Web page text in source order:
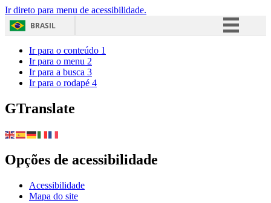
Ir direto para menu de acessibilidade.
BRASIL
Ir para o conteúdo 1
Ir para o menu 2
Ir para a busca 3
Ir para o rodapé 4
GTranslate
Opções de acessibilidade
Acessibilidade
Mapa do site